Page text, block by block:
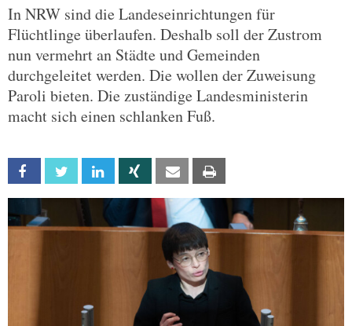
In NRW sind die Landeseinrichtungen für
Flüchtlinge überlaufen. Deshalb soll der Zustrom
nun vermehrt an Städte und Gemeinden
durchgeleitet werden. Die wollen der Zuweisung
Paroli bieten. Die zuständige Landesministerin
macht sich einen schlanken Fuß.
Facebook Twitter Linkedin Xing Email